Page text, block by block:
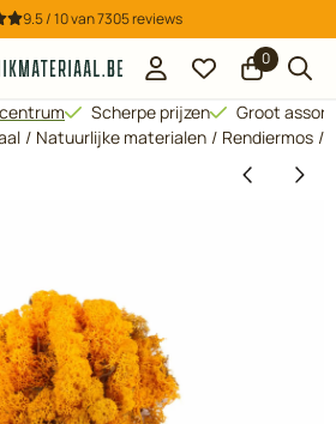
Kies instellingen of sta
9.5 / 10van7305reviews
0
Scherpe prijzen
Groot
/ Natuurlijke materialen / Rendiermos /